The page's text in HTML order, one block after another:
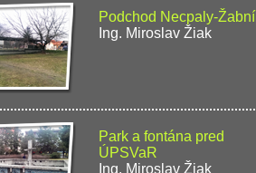
Podchod Necpaly-
Ing. Miroslav Žiak
Park a fontána pred
ÚPSVaR
Ing. Miroslav Žiak